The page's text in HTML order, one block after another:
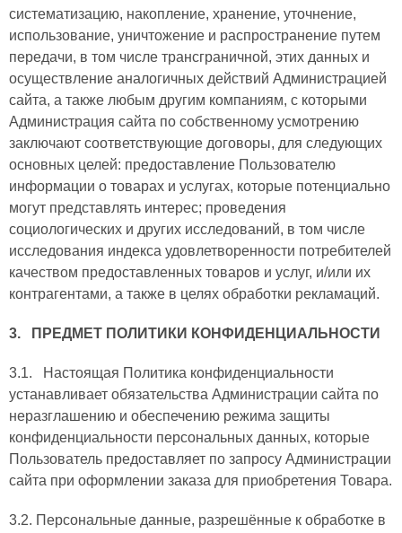
систематизацию, накопление, хранение, уточнение,
использование, уничтожение и распространение путем
передачи, в том числе трансграничной, этих данных и
осуществление аналогичных действий Администрацией
сайта, а также любым другим компаниям, с которыми
Администрация сайта по собственному усмотрению
заключают соответствующие договоры, для следующих
основных целей: предоставление Пользователю
информации о товарах и услугах, которые потенциально
могут представлять интерес; проведения
социологических и других исследований, в том числе
исследования индекса удовлетворенности потребителей
качеством предоставленных товаров и услуг, и/или их
контрагентами, а также в целях обработки рекламаций.
3. ПРЕДМЕТ ПОЛИТИКИ КОНФИДЕНЦИАЛЬНОСТИ
3.1. Настоящая Политика конфиденциальности
устанавливает обязательства Администрации сайта по
неразглашению и обеспечению режима защиты
конфиденциальности персональных данных, которые
Пользователь предоставляет по запросу Администрации
сайта при оформлении заказа для приобретения Товара.
3.2. Персональные данные, разрешённые к обработке в